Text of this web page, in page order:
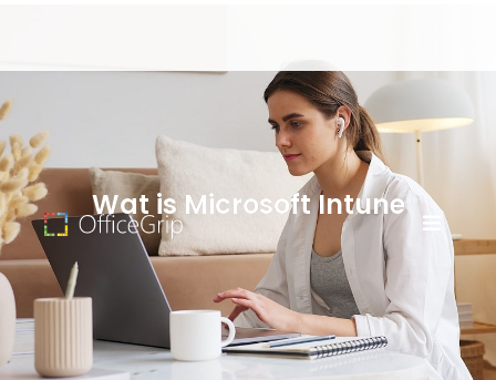
Wat is Microsoft Intune